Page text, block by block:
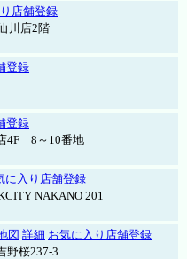
店舗登録
川店2階
登録
登録
4F 8～10番地
に入り店舗登録
NAKANO 201
図 詳細 お気に入り店舗登録
野桜237-3